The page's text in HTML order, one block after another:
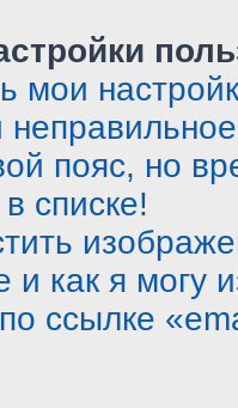
мои
пояс, но
списке!
и как я могу
ссылке